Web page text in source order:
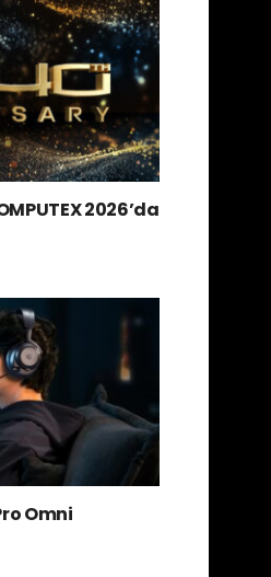
2026’da
Omni